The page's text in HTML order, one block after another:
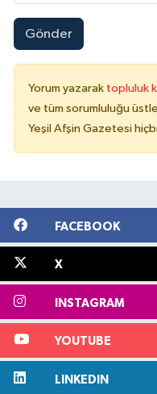
Gönder
Yorum yazarak topluluk
ve tüm sorumluluğu
Yeşil Afşin Gazetesi
FACEBOOK
X
INSTAGRAM
YOUTUBE
LINKEDIN